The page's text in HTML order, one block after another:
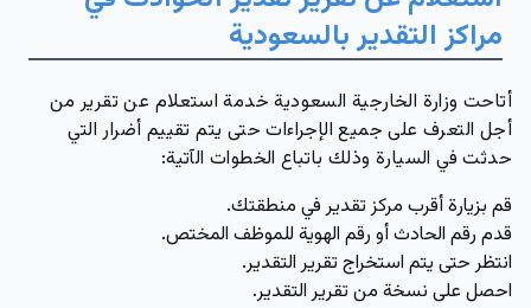
مراكز التقدير بالسعودية
أتاحت وزارة الخارجية السعودية خدمة استعلام عن تقرير من
أجل التعرف على جميع الإجراءات حتى يتم تقييم أضرار التي
حدثت في السيارة وذلك باتباع الخطوات الآتية:
قم بزيارة أقرب مركز تقدير في منطقتك.
قدم رقم الحادث أو رقم الهوية للموظف المختص.
انتظر حتى يتم استخراج تقرير التقدير.
احصل على نسخة من تقرير التقدير.